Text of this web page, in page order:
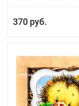
370 руб.